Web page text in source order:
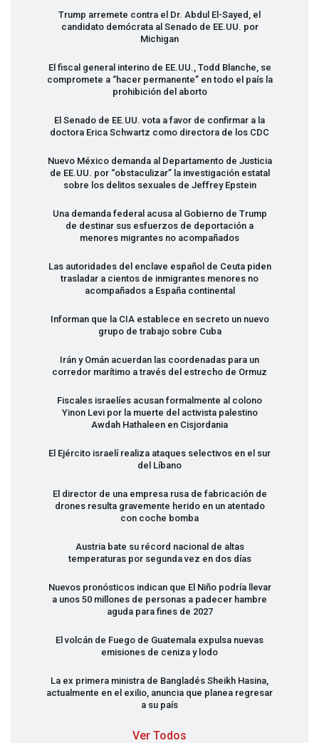
Trump arremete contra el Dr. Abdul El-Sayed, el
candidato demócrata al Senado de EE.UU. por
Michigan
El fiscal general interino de EE.UU., Todd Blanche, se
compromete a “hacer permanente” en todo el país la
prohibición del aborto
El Senado de EE.UU. vota a favor de confirmar a la
doctora Erica Schwartz como directora de los CDC
Nuevo México demanda al Departamento de Justicia
de EE.UU. por “obstaculizar” la investigación estatal
sobre los delitos sexuales de Jeffrey Epstein
Una demanda federal acusa al Gobierno de Trump
de destinar sus esfuerzos de deportación a
menores migrantes no acompañados
Las autoridades del enclave español de Ceuta piden
trasladar a cientos de inmigrantes menores no
acompañados a España continental
Informan que la CIAestablece en secreto un nuevo
grupo de trabajo sobre Cuba
Irán y Omán acuerdan las coordenadas para un
corredor marítimo a través del estrecho de Ormuz
Fiscales israelíes acusan formalmente al colono
Yinon Levi por la muerte del activista palestino
Awdah Hathaleen en Cisjordania
El Ejército israelí realiza ataques selectivos en el sur
del Líbano
El director de una empresa rusa de fabricación de
drones resulta gravemente herido en un atentado
con coche bomba
Austria bate su récord nacional de altas
temperaturas por segunda vez en dos días
Nuevos pronósticos indican que El Niño podría llevar
a unos 50 millones de personas a padecer hambre
aguda para fines de 2027
El volcán de Fuego de Guatemala expulsa nuevas
emisiones de ceniza y lodo
La ex primera ministra de Bangladés Sheikh Hasina,
actualmente en el exilio, anuncia que planea regresar
a su país
Ver Todos